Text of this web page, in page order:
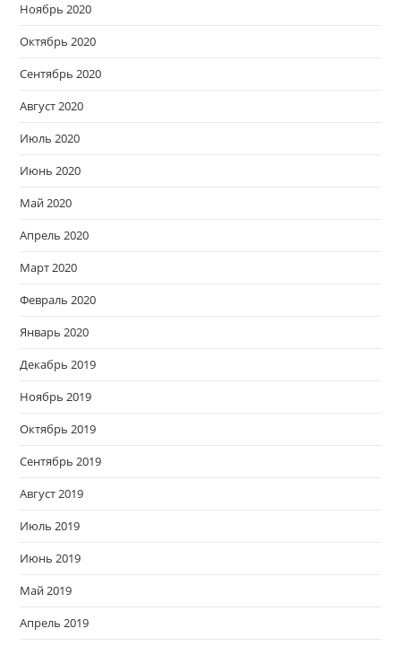
Ноябрь 2020
Октябрь 2020
Сентябрь 2020
Август 2020
Июль 2020
Июнь 2020
Май 2020
Апрель 2020
Март 2020
Февраль 2020
Январь 2020
Декабрь 2019
Ноябрь 2019
Октябрь 2019
Сентябрь 2019
Август 2019
Июль 2019
Июнь 2019
Май 2019
Апрель 2019